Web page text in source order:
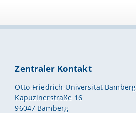
Zentraler Kontakt
Otto-Friedrich-Universität Bamberg
Kapuzinerstraße 16
96047 Bamberg